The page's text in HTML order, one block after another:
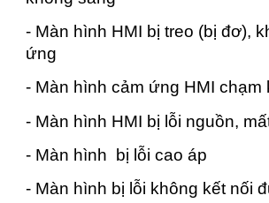
- Màn hình HMI bị treo (bị đơ),
ứng
- Màn hình cảm ứng HMI chạm
- Màn hình HMI bị lỗi nguồn,
- Màn hình bị lỗi cao áp
- Màn hình bị lỗi không kết nối